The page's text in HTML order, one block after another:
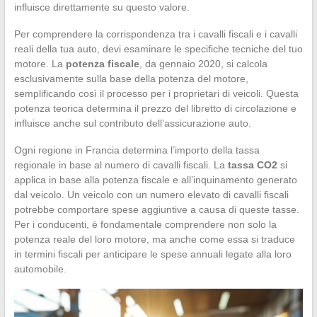
influisce direttamente su questo valore.
Per comprendere la corrispondenza tra i cavalli fiscali e i cavalli
reali della tua auto, devi esaminare le specifiche tecniche del tuo
motore. La potenza fiscale, da gennaio 2020, si calcola
esclusivamente sulla base della potenza del motore,
semplificando così il processo per i proprietari di veicoli. Questa
potenza teorica determina il prezzo del libretto di circolazione e
influisce anche sul contributo dell’assicurazione auto.
Ogni regione in Francia determina l’importo della tassa
regionale in base al numero di cavalli fiscali. La tassa CO2 si
applica in base alla potenza fiscale e all’inquinamento generato
dal veicolo. Un veicolo con un numero elevato di cavalli fiscali
potrebbe comportare spese aggiuntive a causa di queste tasse.
Per i conducenti, è fondamentale comprendere non solo la
potenza reale del loro motore, ma anche come essa si traduce
in termini fiscali per anticipare le spese annuali legate alla loro
automobile.